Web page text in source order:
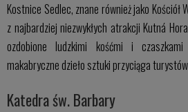
Kostnice Sedlec, znane również jako Kościół
z najbardziej niezwykłych atrakcji Kutná
ozdobione ludzkimi kośćmi i
makabryczne dzieło sztuki przyciąga
Katedra św. Barbary